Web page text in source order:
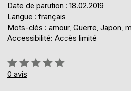
Date de parution : 18.02.2019
Langue : français
Mots-clés : amour, Guerre, Japon,
Accessibilité: Accès limité
Évaluation:
0%
0 avis